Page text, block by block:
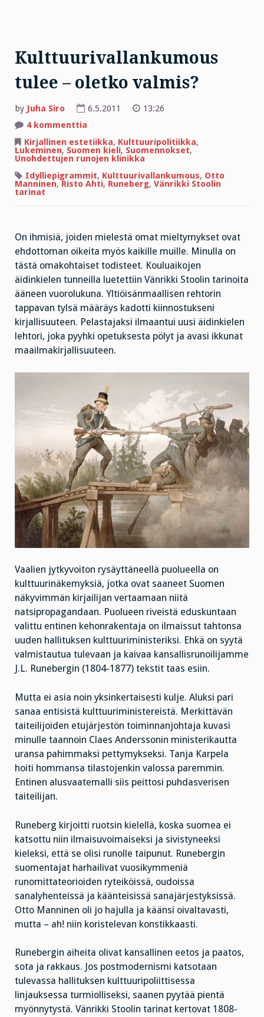
Kulttuurivallankumous
tulee – oletko valmis?
by Juha Siro 6.5.2011
13:26
4 kommenttia
tulee
–
oletko
valmis?
Kirjallinen estetiikka, Kulttuuripolitiikka,
Lukeminen, Suomen kieli, Suomennokset,
Unohdettujen runojen klinikka
Idylliepigrammit, Kulttuurivallankumous, Otto
Manninen,Risto Ahti, Runeberg, Vänrikki Stoolin
tarinat
On ihmisiä, joiden mielestä omat mieltymykset ovat
ehdottoman oikeita myös kaikille muille. Minulla on
tästä omakohtaiset todisteet. Kouluaikojen
äidinkielen tunneilla luetettiin Vänrikki Stoolin tarinoita
ääneen vuorolukuna. Yltiöisänmaallisen rehtorin
tappavan tylsä määräys kadotti kiinnostukseni
kirjallisuuteen. Pelastajaksi ilmaantui uusi äidinkielen
lehtori, joka pyyhki opetuksesta pölyt ja avasi ikkunat
maailmakirjallisuuteen.
Vaalien jytkyvoiton rysäyttäneellä puolueella on
kulttuurinäkemyksiä, jotka ovat saaneet Suomen
näkyvimmän kirjailijan vertaamaan niitä
natsipropagandaan. Puolueen riveistä eduskuntaan
valittu entinen kehonrakentaja on ilmaissut tahtonsa
uuden hallituksen kulttuuriministeriksi. Ehkä on syytä
valmistautua tulevaan ja kaivaa kansallisrunoilijamme
J.L. Runebergin (1804-1877) tekstit taas esiin.
Mutta ei asia noin yksinkertaisesti kulje. Aluksi pari
sanaa entisistä kulttuuriministereistä. Merkittävän
taiteilijoiden etujärjestön toiminnanjohtaja kuvasi
minulle taannoin Claes Anderssonin ministerikautta
uransa pahimmaksi pettymykseksi. Tanja Karpela
hoiti hommansa tilastojenkin valossa paremmin.
Entinen alusvaatemalli siis peittosi puhdasverisen
taiteilijan.
Runeberg kirjoitti ruotsin kielellä, koska suomea ei
katsottu niin ilmaisuvoimaiseksi ja sivistyneeksi
kieleksi, että se olisi runolle taipunut. Runebergin
suomentajat harhailivat vuosikymmeniä
runomittateorioiden ryteiköissä, oudoissa
sanalyhenteissä ja käänteisissä sanajärjestyksissä.
Otto Manninen oli jo hajulla ja käänsi oivaltavasti,
mutta – ah! niin koristelevan konstikkaasti.
Runebergin aiheita olivat kansallinen eetos ja paatos,
sota ja rakkaus. Jos postmodernismi katsotaan
tulevassa hallituksen kulttuuripoliittisessa
linjauksessa turmiolliseksi, saanen pyytää pientä
myönnytystä. Vänrikki Stoolin tarinat kertovat 1808-